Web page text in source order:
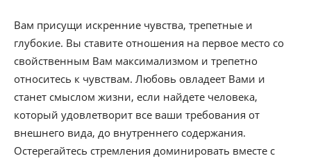
Вам присущи искренние чувства, трепетные и
глубокие. Вы ставите отношения на первое место со
свойственным Вам максимализмом и трепетно
относитесь к чувствам. Любовь овладеет Вами и
станет смыслом жизни, если найдете человека,
который удовлетворит все ваши требования от
внешнего вида, до внутреннего содержания.
Остерегайтесь стремления доминировать вместе с